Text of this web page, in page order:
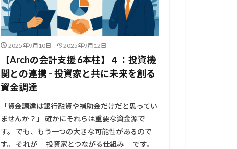
2025年9月10日 2025年9月12日
【Archの会計支援 6本柱】４：投資機
関との連携 – 投資家と共に未来を創る
資金調達
「資金調達は銀行融資や補助金だけだと思ってい
ませんか？」 確かにそれらは重要な資金源で
す。 でも、もう一つの大きな可能性があるので
す。 それが 投資家とつながる仕組み です。